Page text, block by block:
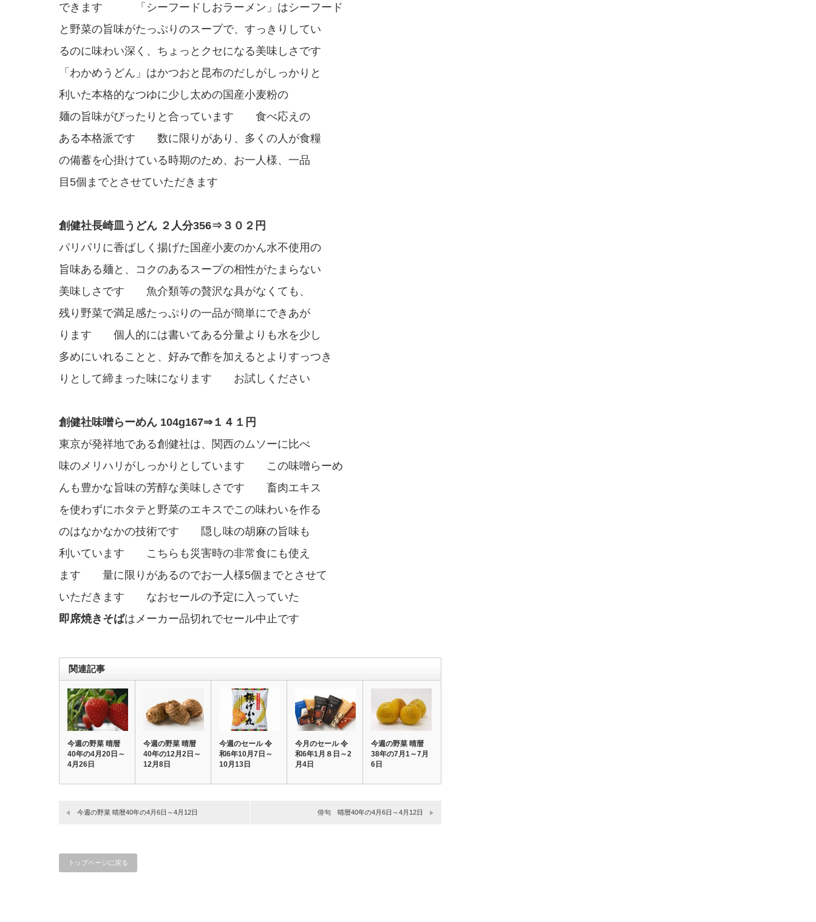
できます 「シーフードしおラーメン」はシーフード
と野菜の旨味がたっぷりのスープで、すっきりしてい
るのに味わい深く、ちょっとクセになる美味しさです
「わかめうどん」はかつおと昆布のだしがしっかりと
利いた本格的なつゆに少し太めの国産小麦粉の
麺の旨味がぴったりと合っています 食べ応えの
ある本格派です 数に限りがあり、多くの人が食糧
の備蓄を心掛けている時期のため、お一人様、一品
目5個までとさせていただきます
創健社長崎皿うどん ２人分356⇒３０２円
パリパリに香ばしく揚げた国産小麦のかん水不使用の
旨味ある麺と、コクのあるスープの相性がたまらない
美味しさです 魚介類等の贅沢な具がなくても、
残り野菜で満足感たっぷりの一品が簡単にできあが
ります 個人的には書いてある分量よりも水を少し
多めにいれることと、好みで酢を加えるとよりすっつき
りとして締まった味になります お試しください
創健社味噌らーめん 104g167⇒１４１円
東京が発祥地である創健社は、関西のムソーに比べ
味のメリハリがしっかりとしています この味噌らーめ
んも豊かな旨味の芳醇な美味しさです 畜肉エキス
を使わずにホタテと野菜のエキスでこの味わいを作る
のはなかなかの技術です 隠し味の胡麻の旨味も
利いています こちらも災害時の非常食にも使え
ます 量に限りがあるのでお一人様5個までとさせて
いただきます なおセールの予定に入っていた
即席焼きそばはメーカー品切れでセール中止です
関連記事
今週の野菜 晴暦
40年の4月20日～
4月26日
今週の野菜 晴暦
40年の12月2日～
12月8日
今週のセール 令
和6年10月7日～
10月13日
今月のセール 令
和6年1月８日～2
月4日
今週の野菜 晴暦
38年の7月1～7月
6日
今週の野菜 晴暦40年の4月6日～4月12日 俳句 晴暦40年の4月6日～4月12日
トップページに戻る